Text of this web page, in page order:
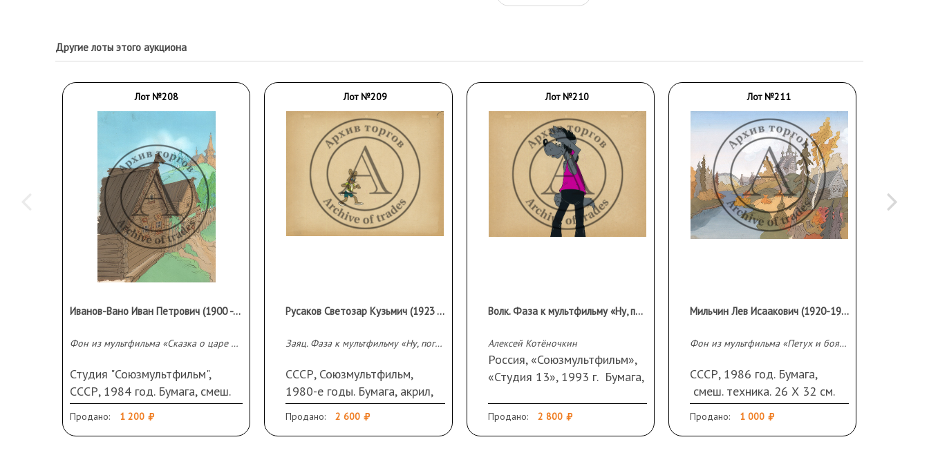
Другие лоты этого аукциона
Лот №208
Иванов-Вано Иван Петрович (1900 - 1987 гг.)
Фон из мультфильма «Сказка о царе Салтане»
Студия "Союзмультфильм",
СССР, 1984 год. Бумага, смеш.
техника. 27 Х 19 см. Лист
обрезан.
Продано: 1 200
Лот №209
Русаков Светозар Кузьмич (1923 - 2006 гг.)
Заяц. Фаза к мультфильму «Ну, погоди!»
СССР, Союзмультфильм,
1980-е годы. Бумага, акрил,
целлулоид. 26 Х 32 см
Продано: 2 600
Лот №210
Волк. Фаза к мультфильму «Ну, погоди!»
Алексей Котёночкин
Россия, «Союзмультфильм»,
«Студия 13», 1993 г. Бумага,
Продано: 2 800
Лот №211
Мильчин Лев Исаакович (1920-1987)
Фон из мультфильма «Петух и боярин»
СССР, 1986 год. Бумага,
смеш. техника. 26 Х 32 см.
Продано: 1 000